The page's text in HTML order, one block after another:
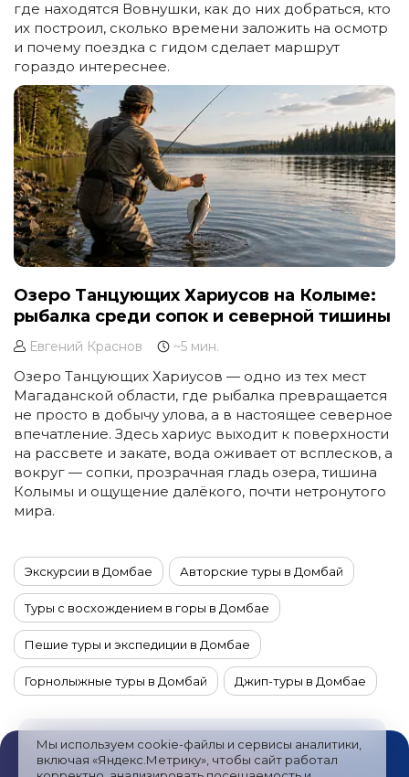
Мы используем cookie-файлы и сервисы аналитики,
включая «Яндекс.Метрику», чтобы сайт работал
где находятся Вовнушки, как до них добраться, кто
их построил, сколько времени заложить на осмотр
и почему поездка с гидом сделает маршрут
гораздо интереснее.
Озеро Танцующих Хариусов на Колыме:
рыбалка среди сопок и северной тишины
Евгений Краснов ~5 мин.
Озеро Танцующих Хариусов — одно из тех мест
Магаданской области, где рыбалка превращается
не просто в добычу улова, а в настоящее северное
впечатление. Здесь хариус выходит к поверхности
на рассвете и закате, вода оживает от всплесков, а
вокруг — сопки, прозрачная гладь озера, тишина
Колымы и ощущение далёкого, почти нетронутого
мира.
Экскурсии в Домбае Авторские туры в Домбай
Туры с восхождением в горы в Домбае
Пешие туры и экспедиции в Домбае
Горнолыжные туры в Домбай Джип-туры в Домбае
Автомобильные туры в Домбае Фототуры в Домбай